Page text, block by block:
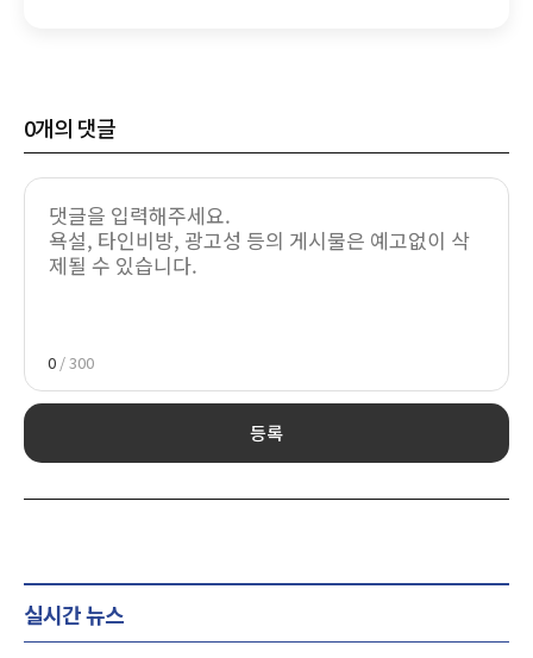
0개의 댓글
0 / 300
등록
실시간 뉴스